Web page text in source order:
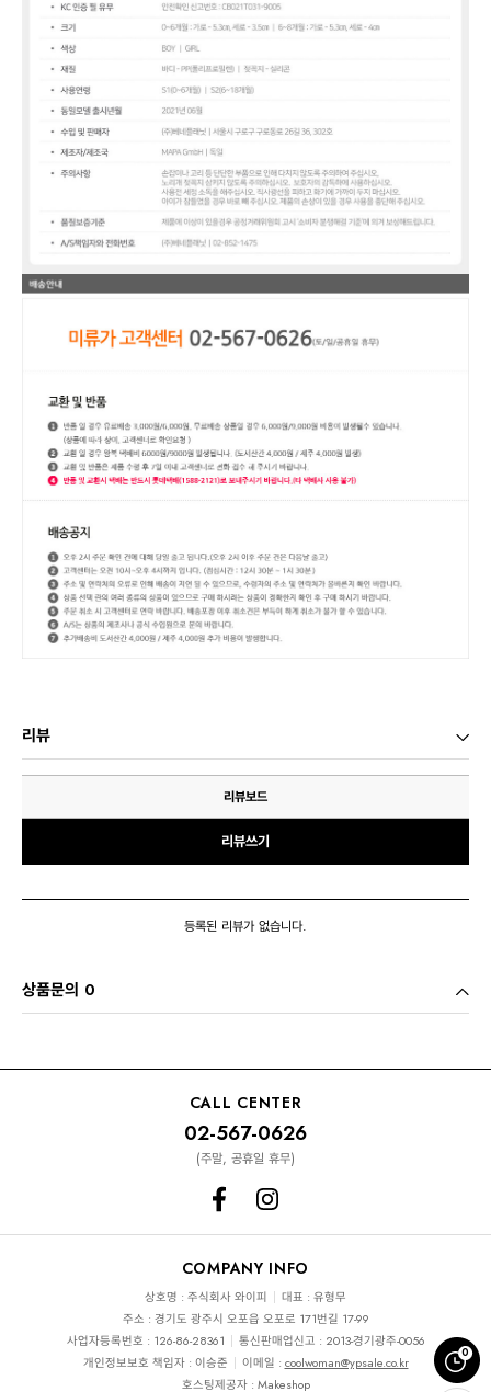
0
리뷰
리뷰보드
리뷰쓰기
등록된 리뷰가 없습니다.
상품문의 0
CALL CENTER
02-567-0626
(주말, 공휴일 휴무)
COMPANY INFO
상호명 : 주식회사 와이피
대표 : 유형무
주소 : 경기도 광주시 오포읍 오포로 171번길 17-99
사업자등록번호 : 126-86-28361
통신판매업신고 : 2013-경기광주-0056
개인정보보호 책임자 : 이승준
이메일 : coolwoman@ypsale.co.kr
호스팅제공자 : Makeshop